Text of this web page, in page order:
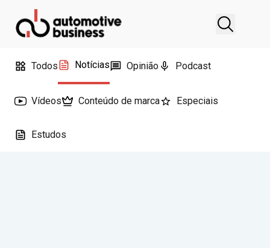
Todos Notícias Opinião Podcast
Vídeos Conteúdo de marca Especiais
Estudos